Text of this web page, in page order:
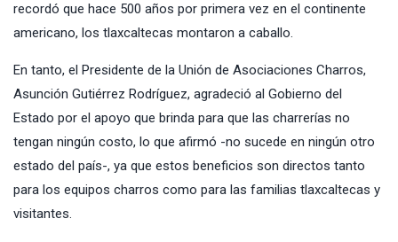
recordó que hace 500 años por primera vez en el continente
americano, los tlaxcaltecas montaron a caballo.
En tanto, el Presidente de la Unión de Asociaciones Charros,
Asunción Gutiérrez Rodríguez, agradeció al Gobierno del
Estado por el apoyo que brinda para que las charrerías no
tengan ningún costo, lo que afirmó -no sucede en ningún otro
estado del país-, ya que estos beneficios son directos tanto
para los equipos charros como para las familias tlaxcaltecas y
visitantes.